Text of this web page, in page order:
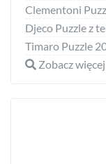
Zobacz więcej